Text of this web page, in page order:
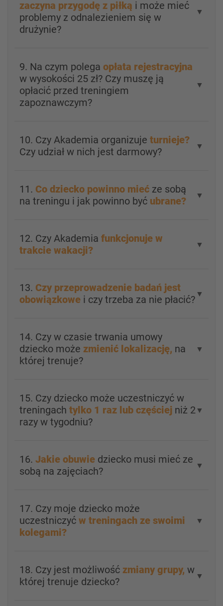
zaczyna przygodę z piłką i może mieć
problemy z odnalezieniem się w
drużynie?
▼
9. Na czym polega opłata rejestracyjna
w wysokości 25 zł? Czy muszę ją
opłacić przed treningiem
zapoznawczym?
▼
10. Czy Akademia organizuje turnieje?
Czy udział w nich jest darmowy?
▼
11. Co dziecko powinno mieć ze sobą
na treningu i jak powinno być ubrane? ▼
12. Czy Akademia funkcjonuje w
trakcie wakacji?
▼
13. Czy przeprowadzenie badań jest
obowiązkowe i czy trzeba za nie płacić? ▼
14. Czy w czasie trwania umowy
dziecko może zmienić lokalizację, na
której trenuje?
▼
15. Czy dziecko może uczestniczyć w
treningach tylko 1 raz lub częściej niż 2
razy w tygodniu?
▼
16. Jakie obuwie dziecko musi mieć ze
sobą na zajęciach?
▼
17. Czy moje dziecko może
uczestniczyć w treningach ze swoimi
kolegami?
▼
18. Czy jest możliwość zmiany grupy, w
której trenuje dziecko?
▼